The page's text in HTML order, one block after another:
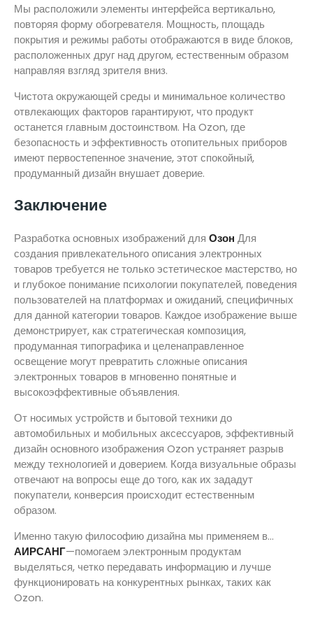
Мы расположили элементы интерфейса вертикально,
повторяя форму обогревателя. Мощность, площадь
покрытия и режимы работы отображаются в виде блоков,
расположенных друг над другом, естественным образом
направляя взгляд зрителя вниз.
Чистота окружающей среды и минимальное количество
отвлекающих факторов гарантируют, что продукт
останется главным достоинством. На Ozon, где
безопасность и эффективность отопительных приборов
имеют первостепенное значение, этот спокойный,
продуманный дизайн внушает доверие.
Заключение
Разработка основных изображений для Озон Для
создания привлекательного описания электронных
товаров требуется не только эстетическое мастерство, но
и глубокое понимание психологии покупателей, поведения
пользователей на платформах и ожиданий, специфичных
для данной категории товаров. Каждое изображение выше
демонстрирует, как стратегическая композиция,
продуманная типографика и целенаправленное
освещение могут превратить сложные описания
электронных товаров в мгновенно понятные и
высокоэффективные объявления.
От носимых устройств и бытовой техники до
автомобильных и мобильных аксессуаров, эффективный
дизайн основного изображения Ozon устраняет разрыв
между технологией и доверием. Когда визуальные образы
отвечают на вопросы еще до того, как их зададут
покупатели, конверсия происходит естественным
образом.
Именно такую философию дизайна мы применяем в...
АИРСАНГ—помогаем электронным продуктам
выделяться, четко передавать информацию и лучше
функционировать на конкурентных рынках, таких как
Ozon.